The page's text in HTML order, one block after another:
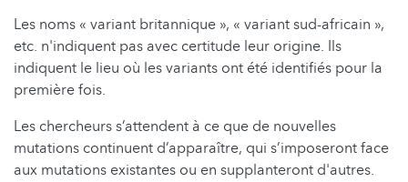
Les noms « variant britannique », « variant sud-africain »,
etc. n'indiquent pas avec certitude leur origine. Ils
indiquent le lieu où les variants ont été identifiés pour la
première fois.
Les chercheurs s’attendent à ce que de nouvelles
mutations continuent d’apparaître, qui s’imposeront face
aux mutations existantes ou en supplanteront d'autres.